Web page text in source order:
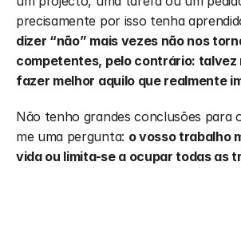
dizer “não” mais vezes não nos
competentes, pelo contrário: talvez
fazer melhor aquilo que realmente
Não tenho grandes conclusões para
me uma pergunta: o vosso trabalho
vida ou limita-se a ocupar todas as